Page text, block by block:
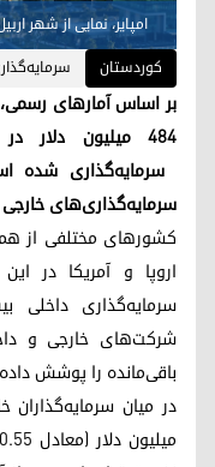
امپایر، نمایی از شهر
کوردستان
۴۸۴ میلیون
سرمایه‌گذاری‌های
کشورهای مختلفی از
اروپا و آمریکا در
شرکت‌های خارجی و
باقی‌مانده را پوشش